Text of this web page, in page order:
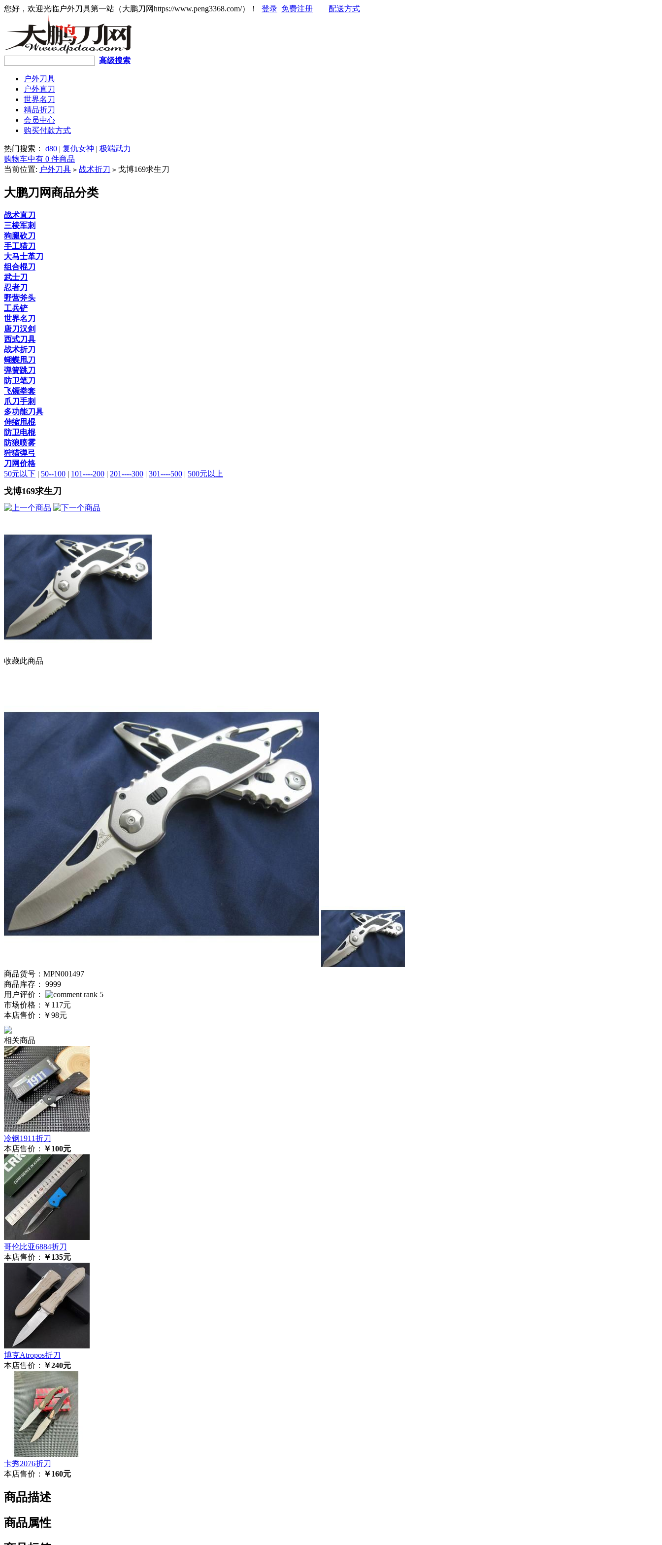
您好，欢迎光临户外刀具第一站（大鹏刀网https://www.peng3368.com/）！ 登录 免费注册 配送方式
高级搜索
户外刀具
户外直刀
世界名刀
精品折刀
会员中心
购买付款方式
热门搜索： d80 | 复仇女神 | 极端武力
购物车中有 0 件商品
当前位置: 户外刀具 > 战术折刀 > 戈博169求生刀
大鹏刀网商品分类
战术直刀
三棱军刺
狗腿砍刀
手工猎刀
大马士革刀
组合棍刀
武士刀
忍者刀
野营斧头
工兵铲
世界名刀
唐刀汉剑
西式刀具
战术折刀
蝴蝶甩刀
弹簧跳刀
防卫笔刀
飞镖拳套
爪刀手刺
多功能刀具
伸缩甩棍
防卫电棍
防狼喷雾
狩猎弹弓
刀网价格
50元以下 | 50--100 | 101----200 | 201----300 | 301----500 | 500元以上
戈博169求生刀
收藏此商品
商品货号：MPN001497
商品库存： 9999
用户评价：
市场价格：
￥117元
本店售价：
￥98元
相关商品
冷钢1911折刀
本店售价： ￥100元
哥伦比亚6884折刀
本店售价： ￥135元
博克Atropos折刀
本店售价： ￥240元
卡秀2076折刀
本店售价： ￥160元
商品描述
商品属性